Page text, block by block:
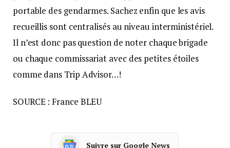
portable des gendarmes. Sachez enfin que les avis
recueillis sont centralisés au niveau interministériel.
Il n’est donc pas question de noter chaque brigade
ou chaque commissariat avec des petites étoiles
comme dans Trip Advisor…!
SOURCE : France BLEU
Suivre sur Google News